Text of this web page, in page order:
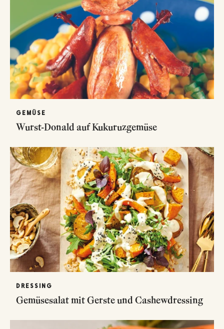
GEMÜSE
Wurst-Donald auf Kukuruzgemüse
DRESSING
Gemüsesalat mit Gerste und Cashewdressing